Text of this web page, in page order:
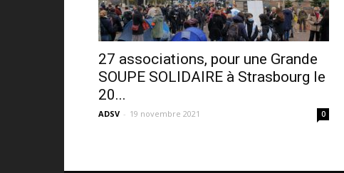
27 associations, pour une Grande
SOUPE SOLIDAIRE à Strasbourg le
20...
ADSV - 19 novembre 2021 0